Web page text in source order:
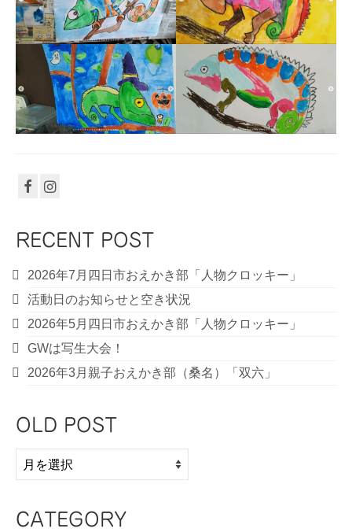
RECENT POST
2026年7月四日市おえかき部「人物クロッキー」
活動日のお知らせと空き状況
2026年5月四日市おえかき部「人物クロッキー」
GWは写生大会！
2026年3月親子おえかき部（桑名）「双六」
OLD POST
OLD
POST
CATEGORY